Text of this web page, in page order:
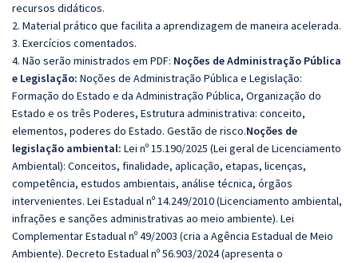
recursos didáticos.
2. Material prático que facilita a aprendizagem de maneira acelerada.
3. Exercícios comentados.
4. Não serão ministrados em PDF: Noções de Administração Pública
e Legislação: Noções de Administração Pública e Legislação:
Formação do Estado e da Administração Pública, Organização do
Estado e os três Poderes, Estrutura administrativa: conceito,
elementos, poderes do Estado. Gestão de risco.Noções de
legislação ambiental: Lei nº 15.190/2025 (Lei geral de Licenciamento
Ambiental): Conceitos, finalidade, aplicação, etapas, licenças,
competência, estudos ambientais, análise técnica, órgãos
intervenientes. Lei Estadual nº 14.249/2010 (Licenciamento ambiental,
infrações e sanções administrativas ao meio ambiente). Lei
Complementar Estadual nº 49/2003 (cria a Agência Estadual de Meio
Ambiente). Decreto Estadual nº 56.903/2024 (apresenta o